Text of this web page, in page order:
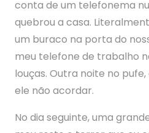
conta de um telefonema
quebrou a casa.
um buraco na porta do
meu telefone de trabalho
louças. Outra noite no
ele não acordar.
No dia seguinte, uma